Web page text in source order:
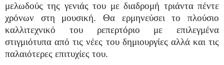
μελωδούς της γενιάς του με διαδρομή τριάντα πέντε
χρόνων στη μουσική. Θα ερμηνεύσει το πλούσιο
καλλιτεχνικό του ρεπερτόριο με επιλεγμένα
στιγμιότυπα από τις νέες του δημιουργίες αλλά και τις
παλαιότερες επιτυχίες του.